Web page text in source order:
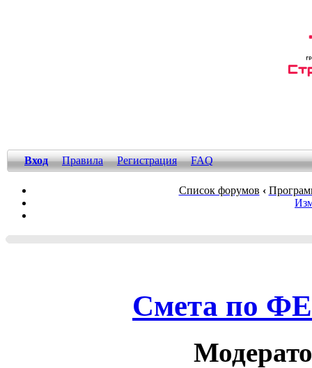
Вход Правила Регистрация FAQ
Список форумов ‹
Смета по